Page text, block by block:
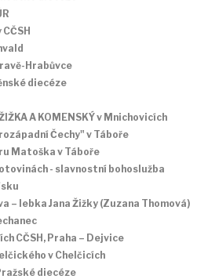
Hrabůvce
diecéze
A KOMENSKÝ v Mnichovicích
Čechy" v Táboře
Matoška v Táboře
- slavnostní bohoslužba
– lebka Jana Žižky (Zuzana Thomová)
CČSH, Praha – Dejvice
v Chelčicích
diecéze